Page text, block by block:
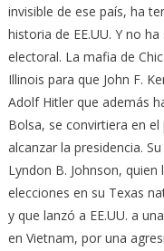
invisible de ese país, ha
historia de EE.UU. Y no
electoral. La mafia de
Illinois para que John F.
Adolf Hitler que además
Bolsa, se convirtiera en
alcanzar la presidencia.
Lyndon B. Johnson,
elecciones en su Texas
y que lanzó a EE.UU. a
en Vietnam, por una